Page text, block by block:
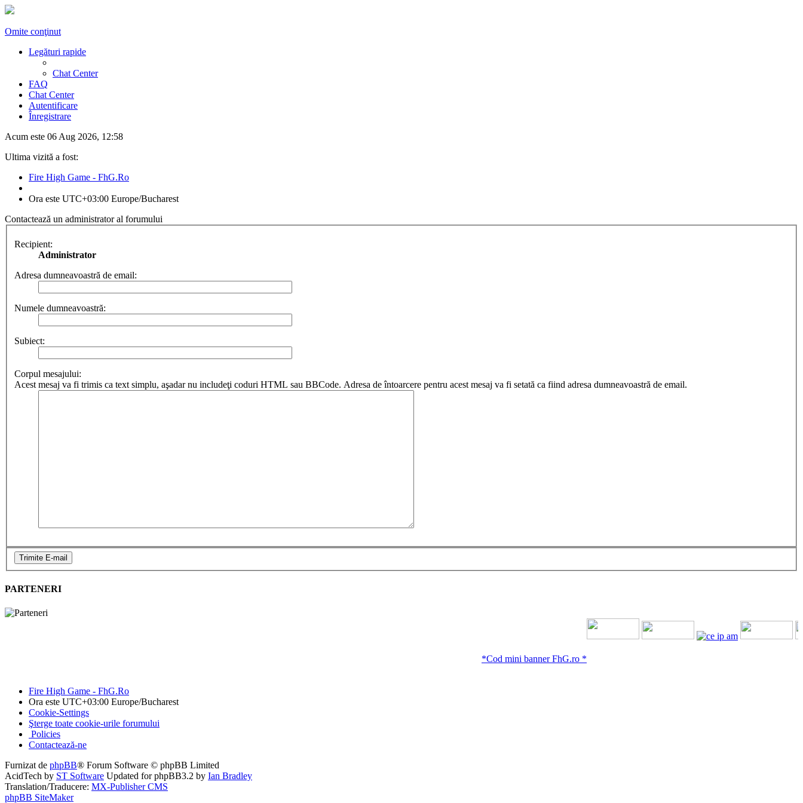
Omite conţinut
Legături rapide
Chat Center
FAQ
Chat Center
Autentificare
Înregistrare
Acum este 06 Aug 2026, 12:58
Ultima vizită a fost:
Fire High Game - FhG.Ro
Ora este UTC+03:00 Europe/Bucharest
Contactează un administrator al forumului
Recipient:
Administrator
Adresa dumneavoastră de email:
Numele dumneavoastră:
Subiect:
Corpul mesajului:
Acest mesaj va fi trimis ca text simplu, aşadar nu includeţi coduri HTML sau BBCode. Adresa de întoarcere pentru acest mesaj va fi setată ca fiind adresa dumneavoastră de email.
PARTENERI
*Cod mini banner FhG.ro *
Fire High Game - FhG.Ro
Ora este UTC+03:00 Europe/Bucharest
Cookie-Settings
Şterge toate cookie-urile forumului
Policies
Contactează-ne
Furnizat de phpBB® Forum Software © phpBB Limited
AcidTech by ST Software Updated for phpBB3.2 by Ian Bradley
Translation/Traducere: MX-Publisher CMS
phpBB SiteMaker